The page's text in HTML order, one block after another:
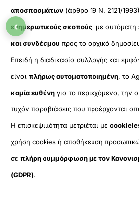
αποσπασμάτων (άρθρο 19 Ν. 2121/
ενημερωτικούς σκοπούς, με αυτόματη
και συνδέσμου προς το αρχικό
Επειδή η διαδικασία συλλογής και
είναιπλήρως αυτοματοποιημένη, το
καμία ευθύνη για το περιεχόμενο, την
τυχόν παραβιάσεις που προέρχονται
Η επισκεψιμότητα μετριέται με
χρήση cookies ή αποθήκευση
σεπλήρη συμμόρφωση με τον
(GDPR).
‹